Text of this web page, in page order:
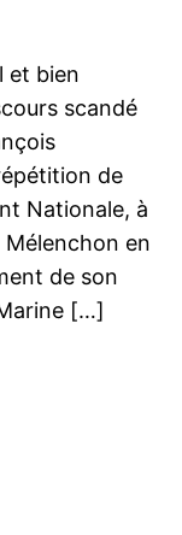
et bien
scandé
de
Nationale, à
en
de son
[…]